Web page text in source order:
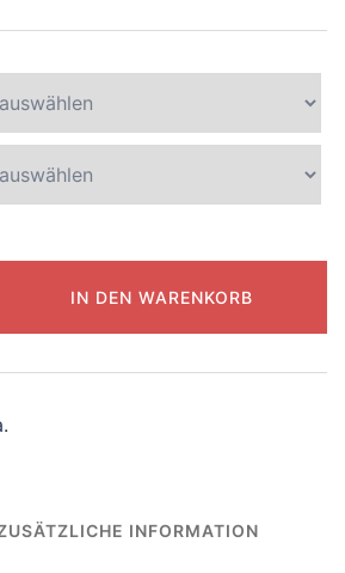
IN DEN WARENKORB
INFORMATION